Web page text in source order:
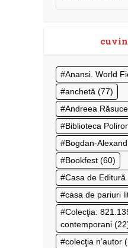
Anansi. World
anchetă (77)
Andreea
Biblioteca
Bogdan-
Bookfest (60)
Casa de
casa de pariuri
Colecţia:
contemporani
colecţia n’autor